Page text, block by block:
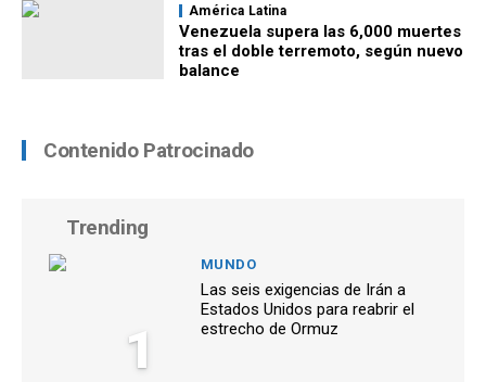
América Latina
Venezuela supera las 6,000 muertes
tras el doble terremoto, según nuevo
balance
Contenido Patrocinado
Trending
1
MUNDO
Las seis exigencias de Irán a
Estados Unidos para reabrir el
estrecho de Ormuz